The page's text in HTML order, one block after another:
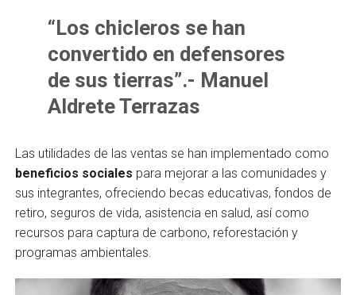
“Los chicleros se han
convertido en defensores
de sus tierras”.- Manuel
Aldrete Terrazas
Las utilidades de las ventas se han implementado como
beneficios sociales para mejorar a las comunidades y
sus integrantes, ofreciendo becas educativas, fondos de
retiro, seguros de vida, asistencia en salud, así como
recursos para captura de carbono, reforestación y
programas ambientales.